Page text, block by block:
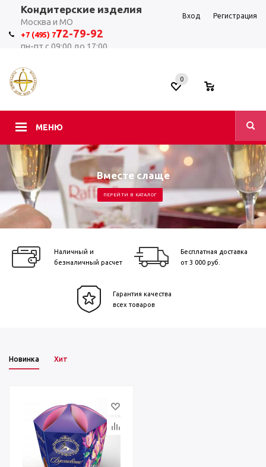
Кондитерские изделия
Москва и МО
+7 (495) 772-79-92
пн-пт с 09:00 до 17:00
Вход Регистрация
МЕНЮ
0
Вместе слаще
ПЕРЕЙТИ В КАТАЛОГ
Наличный и
безналичный расчет
Бесплатная доставка
от 3 000 руб.
Гарантия качества
всех товаров
Новинка Хит